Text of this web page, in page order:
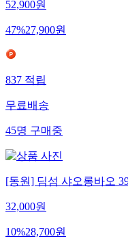
52,900원
47%27,900원
837적립
무료배송
45명구매중
[동원] 딤섬 샤오롱바오
32,000원
10%28,700원